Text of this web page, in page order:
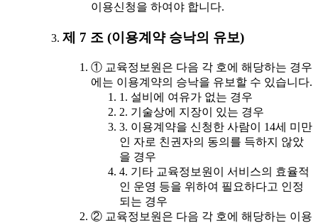
이용신청을 하여야 합니다.
제 7 조 (이용계약 승낙의 유보)
① 교육정보원은 다음 각 호에 해당하는 경우
에는 이용계약의 승낙을 유보할 수 있습니다.
1. 설비에 여유가 없는 경우
2. 기술상에 지장이 있는 경우
3. 이용계약을 신청한 사람이 14세 미만
인 자로 친권자의 동의를 득하지 않았
을 경우
4. 기타 교육정보원이 서비스의 효율적
인 운영 등을 위하여 필요하다고 인정
되는 경우
② 교육정보원은 다음 각 호에 해당하는 이용